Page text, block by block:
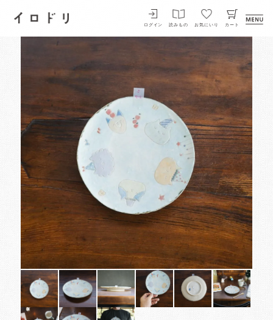
イロドリ
ログイン 読みもの お気にいり カート